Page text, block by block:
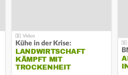
Kühe in der Krise:
LANDWIRTSCHAFT
KÄMPFT MIT
TROCKENHEIT